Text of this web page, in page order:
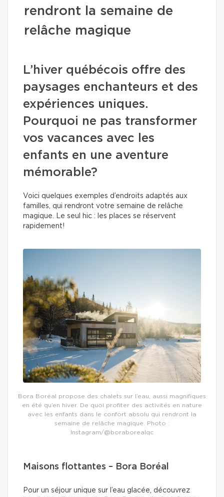
rendront la semaine de
relâche magique
L’hiver québécois offre des
paysages enchanteurs et des
expériences uniques.
Pourquoi ne pas transformer
vos vacances avec les
enfants en une aventure
mémorable?
Voici quelques exemples d’endroits adaptés aux
familles, qui rendront votre semaine de relâche
magique. Le seul hic : les places se réservent
rapidement!
Bora Boréal propose des chalets sur l’eau, aussi magnifiques
en été qu’en hiver. De quoi profiter des activités en nature
avec les enfants dans le confort absolu qui rendront la
semaine de relâche magique. Photo :
Instagram/@boraborealqc
Maisons flottantes – Bora Boréal
Pour un séjour unique sur l’eau glacée, découvrez